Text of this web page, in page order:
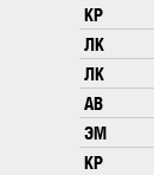
КР
ЛК
ЛК
АВ
ЭМ
КР